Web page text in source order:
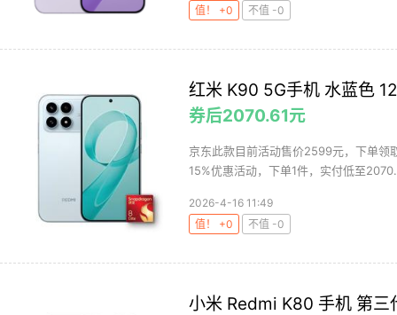
值！ +0
不值 -0
红米 K90 5G手机 水蓝色
券后2070.61元
京东此款目前活动售价2599元，下单
15%优惠活动，下单1件，实付低至
2026-4-16 11:49
值！ +0
不值 -0
小米 Redmi K80 手机 第